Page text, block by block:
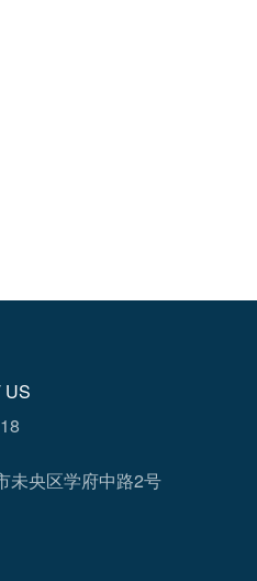
US
未央区学府中路2号